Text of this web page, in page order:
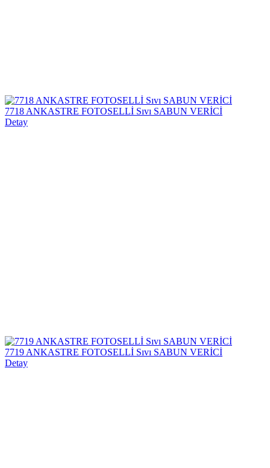
7718 ANKASTRE FOTOSELLİ Sıvı SABUN VERİCİ
Detay
7719 ANKASTRE FOTOSELLİ Sıvı SABUN VERİCİ
Detay